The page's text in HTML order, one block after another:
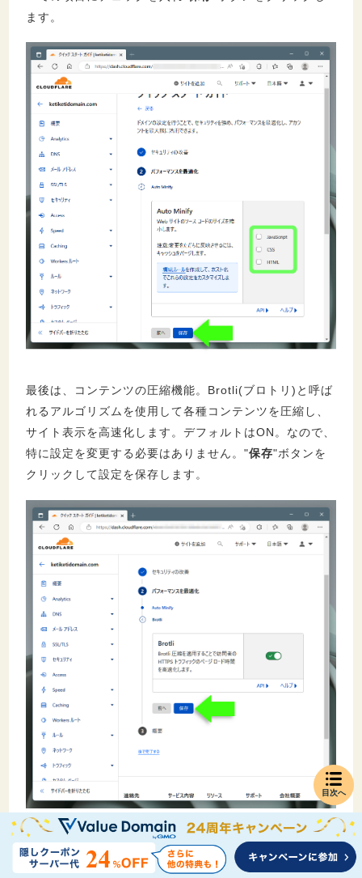
ます。
最後は、コンテンツの圧縮機能。Brotli(ブロトリ)と呼ば
れるアルゴリズムを使用して各種コンテンツを圧縮し、
サイト表示を高速化します。デフォルトはON。なので、
特に設定を変更する必要はありません。"保存"ボタンを
クリックして設定を保存します。
最後に設定内容の概要が簡素に表示されるので確認し、
問題がなければ"終了"ボタンでクイックスタートを終了
目次へ